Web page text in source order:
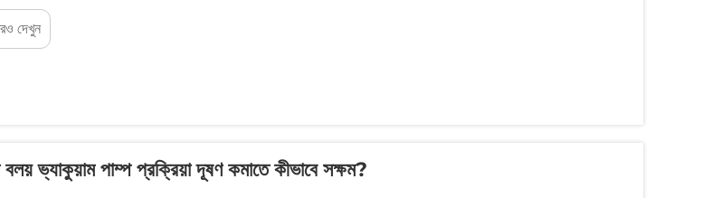
হয়ে ওঠে...
দেখুন
ভ্যাকুয়াম পাম্প প্রক্রিয়া দূষণ কমাতে কীভাবে সক্ষম?